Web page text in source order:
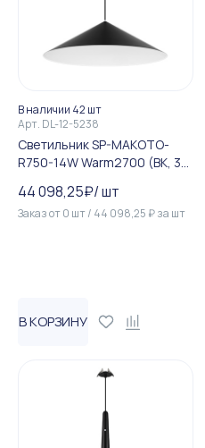
В наличии 42 шт
Арт. DL-12-5238
Светильник SP-MAKOTO-
R750-14W Warm2700 (BK, 36
44 098,25₽/шт
Заказ от0 шт/ 44 098,25 ₽за шт
В КОРЗИНУ